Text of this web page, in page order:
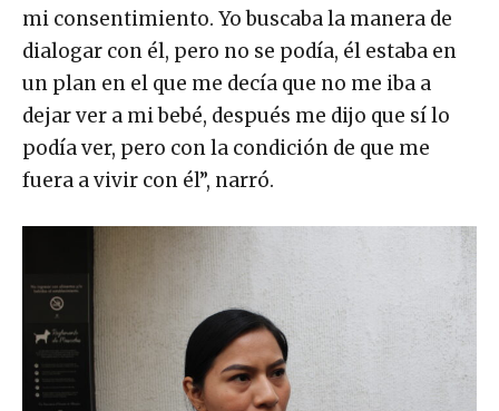
mi consentimiento. Yo buscaba la manera de
dialogar con él, pero no se podía, él estaba en
un plan en el que me decía que no me iba a
dejar ver a mi bebé, después me dijo que sí lo
podía ver, pero con la condición de que me
fuera a vivir con él”, narró.